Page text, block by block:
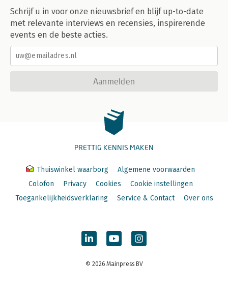
Schrijf u in voor onze nieuwsbrief en blijf up-to-date
met relevante interviews en recensies, inspirerende
events en de beste acties.
Aanmelden
PRETTIG KENNIS MAKEN
Thuiswinkel waarborg
Algemene voorwaarden
Colofon
Privacy Cookies
Cookie instellingen
Toegankelijkheidsverklaring
Service & Contact Over ons
© 2026 Mainpress BV